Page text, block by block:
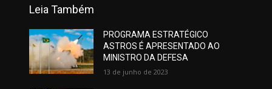
Leia Também
PROGRAMA ESTRATÉGICO
ASTROS É APRESENTADO AO
MINISTRO DA DEFESA
13 de junho de 2023